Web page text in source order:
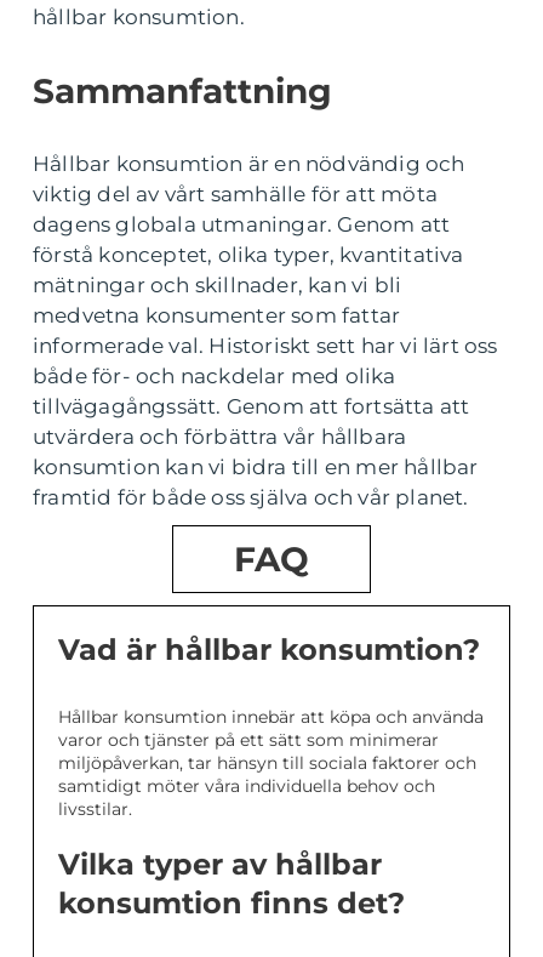
hållbar konsumtion.
Sammanfattning
Hållbar konsumtion är en nödvändig och
viktig del av vårt samhälle för att möta
dagens globala utmaningar. Genom att
förstå konceptet, olika typer, kvantitativa
mätningar och skillnader, kan vi bli
medvetna konsumenter som fattar
informerade val. Historiskt sett har vi lärt oss
både för- och nackdelar med olika
tillvägagångssätt. Genom att fortsätta att
utvärdera och förbättra vår hållbara
konsumtion kan vi bidra till en mer hållbar
framtid för både oss själva och vår planet.
FAQ
Vad är hållbar konsumtion?
Hållbar konsumtion innebär att köpa och använda
varor och tjänster på ett sätt som minimerar
miljöpåverkan, tar hänsyn till sociala faktorer och
samtidigt möter våra individuella behov och
livsstilar.
Vilka typer av hållbar
konsumtion finns det?